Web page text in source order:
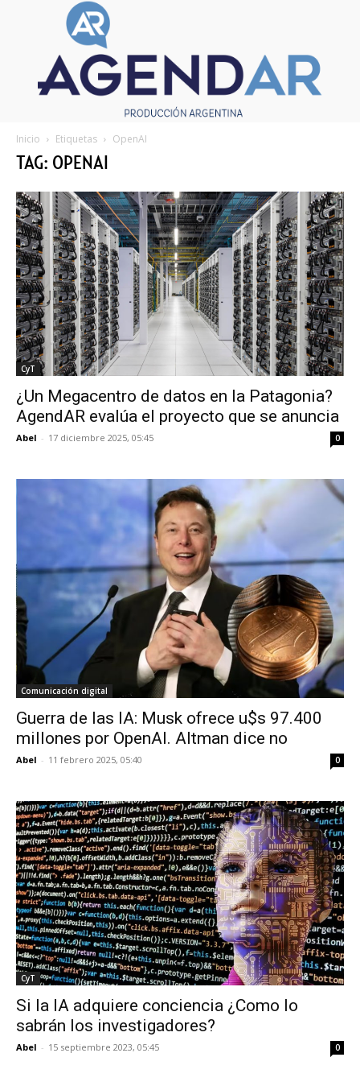
Inicio Etiquetas OpenAI
TAG: OPENAI
CyT
¿Un Megacentro de datos en la Patagonia?
AgendAR evalúa el proyecto que se anuncia
Abel - 17 diciembre 2025, 05:45 0
Comunicación digital
Guerra de las IA: Musk ofrece u$s 97.400
millones por OpenAI. Altman dice no
Abel - 11 febrero 2025, 05:40 0
CyT
Si la IA adquiere conciencia ¿Como lo
sabrán los investigadores?
Abel - 15 septiembre 2023, 05:45 0